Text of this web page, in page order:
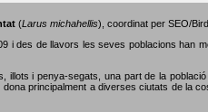
(Larus michahellis), coordinat per SEO/
i des de llavors les seves poblacions han
i penya-segats, una part de la
principalment a diverses ciutats de la